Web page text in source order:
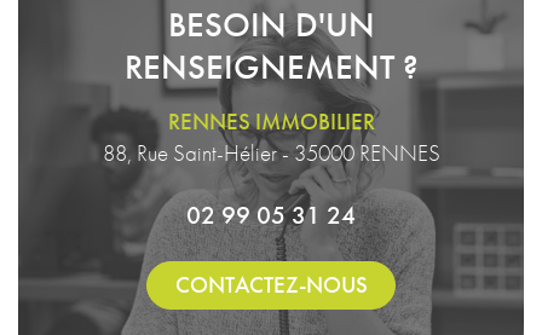
BESOIN D'UN
RENSEIGNEMENT ?
RENNES IMMOBILIER
88, Rue Saint-Hélier - 35000 RENNES
02 99 05 31 24
CONTACTEZ-NOUS